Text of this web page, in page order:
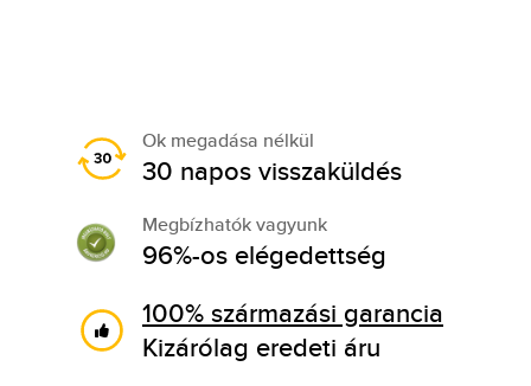
Ok megadása nélkül
30 napos visszaküldés
Megbízhatók vagyunk
96%-os elégedettség
100% származási garancia
Kizárólag eredeti áru